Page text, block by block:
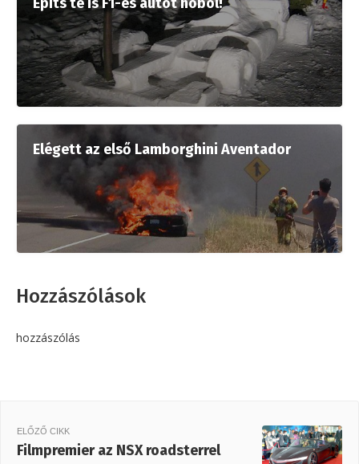
Elégett az első Lamborghini Aventador
Hozzászólások
hozzászólás
ELŐZŐ CIKK
Filmpremier az NSX roadsterrel